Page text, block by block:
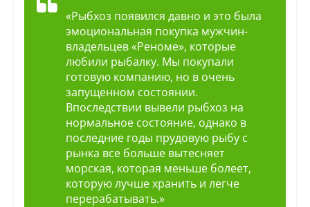
«Рыбхоз появился давно и это была
эмоциональная покупка мужчин-
владельцев «Реноме», которые
любили рыбалку. Мы покупали
готовую компанию, но в очень
запущенном состоянии.
Впоследствии вывели рыбхоз на
нормальное состояние, однако в
последние годы прудовую рыбу с
рынка все больше вытесняет
морская, которая меньше болеет,
которую лучше хранить и легче
перерабатывать.»